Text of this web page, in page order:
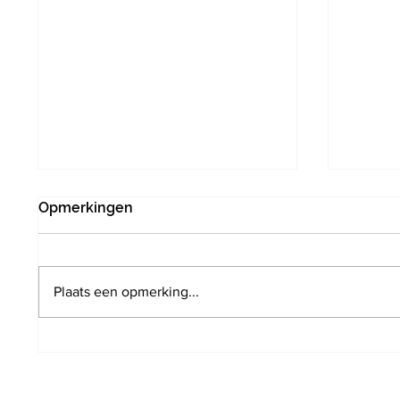
Opmerkingen
Plaats een opmerking...